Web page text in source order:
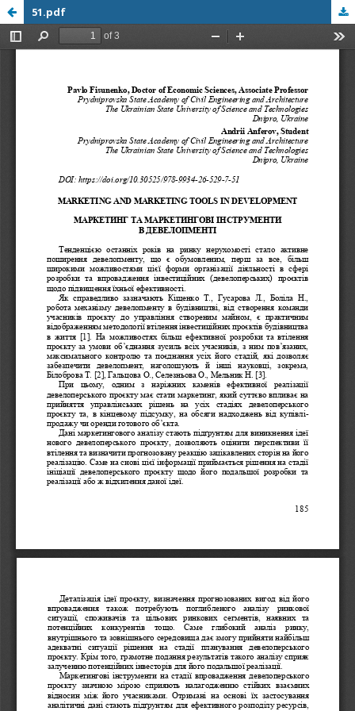
51.pdf